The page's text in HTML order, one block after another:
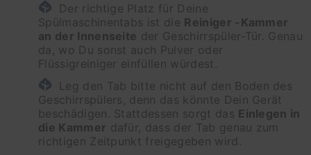
Der richtige Platz für Deine
Spülmaschinentabs ist die Reiniger -Kammer
an der Innenseite der Geschirrspüler-Tür. Genau
da, wo Du sonst auch Pulver oder
Flüssigreiniger einfüllen würdest.
Leg den Tab bitte nicht auf den Boden des
Geschirrspülers, denn das könnte Dein Gerät
beschädigen. Stattdessen sorgt das Einlegen in
die Kammer dafür, dass der Tab genau zum
richtigen Zeitpunkt freigegeben wird.